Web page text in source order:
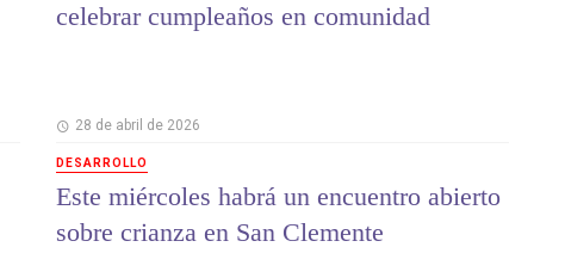
celebrar cumpleaños en comunidad
28 de abril de 2026
DESARROLLO
Este miércoles habrá un encuentro abierto
sobre crianza en San Clemente